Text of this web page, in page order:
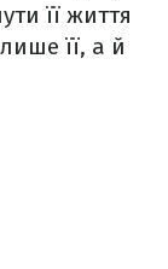
її життя
її, а й